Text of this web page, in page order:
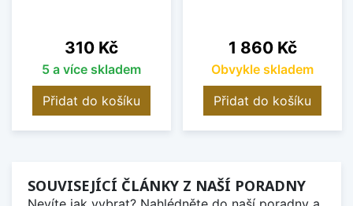
Cena
310 Kč
5 a více skladem
Přidat do košíku
Cena
1 860 Kč
Obvykle skladem
Přidat do košíku
SOUVISEJÍCÍ ČLÁNKY Z NAŠÍ PORADNY